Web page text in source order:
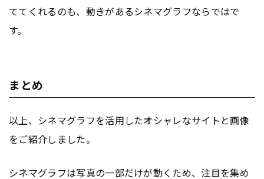
ててくれるのも、動きがあるシネマグラフならではで
す。
まとめ
以上、シネマグラフを活用したオシャレなサイトと画像
をご紹介しました。
シネマグラフは写真の一部だけが動くため、注目を集め